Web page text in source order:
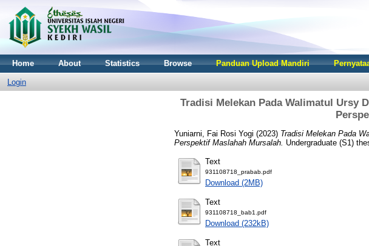
Home About Statistics Browse Panduan Upload Mandiri
Login
Tradisi Melekan Pada Walimatul Ursy
Yuniarni, Fai Rosi Yogi (2023) Tradisi Melekan Pada
Perspektif Maslahah Mursalah. Undergraduate (S1)
Text
931108718_prabab.pdf
Download (2MB)
Text
931108718_bab1.pdf
Download (232kB)
Text